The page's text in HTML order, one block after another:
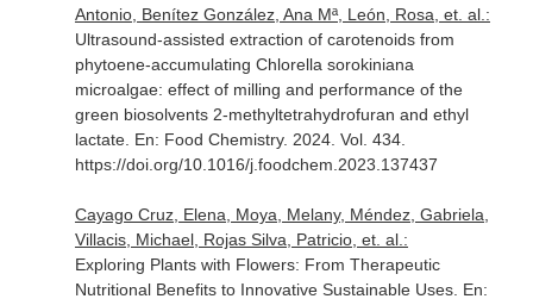
Antonio, Benítez González, Ana Mª, León, Rosa, et. al.:
Ultrasound-assisted extraction of carotenoids from
phytoene-accumulating Chlorella sorokiniana
microalgae: effect of milling and performance of the
green biosolvents 2-methyltetrahydrofuran and ethyl
lactate. En: Food Chemistry. 2024. Vol. 434.
https://doi.org/10.1016/j.foodchem.2023.137437
Cayago Cruz, Elena, Moya, Melany, Méndez, Gabriela,
Villacis, Michael, Rojas Silva, Patricio, et. al.:
Exploring Plants with Flowers: From Therapeutic
Nutritional Benefits to Innovative Sustainable Uses. En: